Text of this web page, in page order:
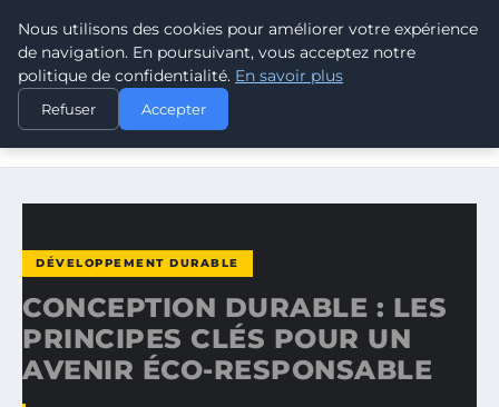
CLIMATE GUARDIAN
ACCUEIL
DÉVELOPPEMENT DURABLE
CONCEPTION DURABLE : LES PRINCIPES CLÉS POUR UN
DÉVELOPPEMENT DURABLE
CONCEPTION DURABLE : LES
PRINCIPES CLÉS POUR UN
AVENIR ÉCO-RESPONSABLE
Nous utilisons des cookies pour améliorer votre expérience
de navigation. En poursuivant, vous acceptez notre
politique de confidentialité. En savoir plus
Refuser Accepter